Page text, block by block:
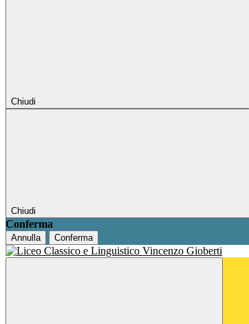
Chiudi
Chiudi
Conferma
Annulla Conferma